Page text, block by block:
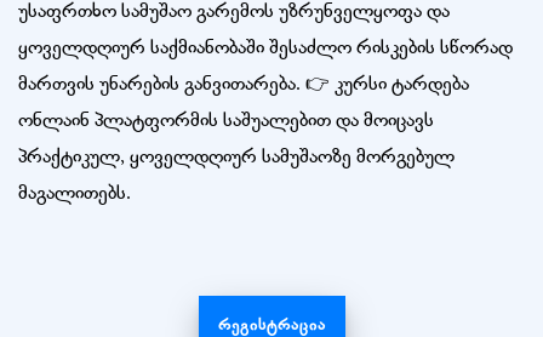
უსაფრთხო სამუშაო გარემოს უზრუნველყოფა და
ყოველდღიურ საქმიანობაში შესაძლო რისკების სწორად
მართვის უნარების განვითარება. 👉 კურსი ტარდება
ონლაინ პლატფორმის საშუალებით და მოიცავს
პრაქტიკულ, ყოველდღიურ სამუშაოზე მორგებულ
მაგალითებს.
ᲠᲔᲒᲘᲡᲢᲠᲐᲪᲘᲐ